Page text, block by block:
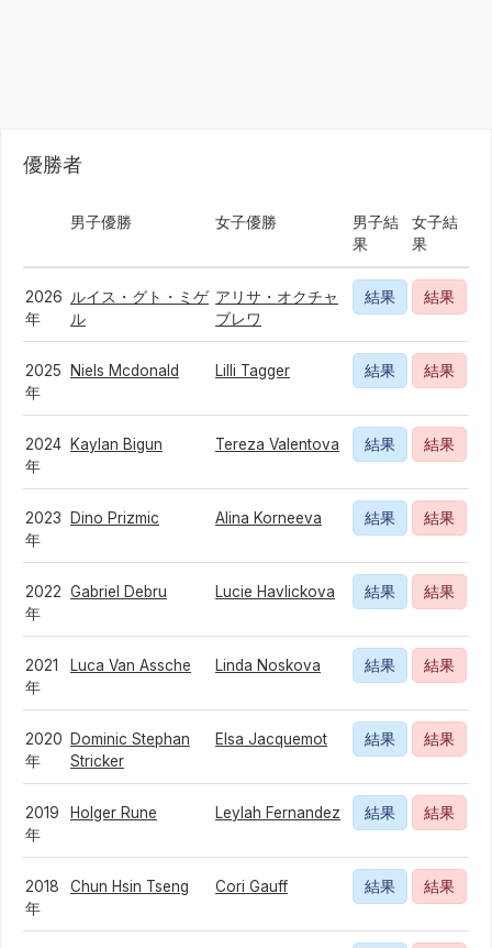
優勝者
男子優勝 女子優勝
男子結
果
女子結
果
2026
年
ルイス・グト・ミゲ
ル
アリサ・オクチャ
ブレワ
結果 結果
2025
年
Niels Mcdonald Lilli Tagger 結果 結果
2024
年
Kaylan Bigun Tereza Valentova 結果 結果
2023
年
Dino Prizmic Alina Korneeva 結果 結果
2022
年
Gabriel Debru Lucie Havlickova 結果 結果
2021
年
Luca Van Assche Linda Noskova 結果 結果
2020
年
Dominic Stephan
Stricker
Elsa Jacquemot 結果 結果
2019
年
Holger Rune Leylah Fernandez 結果 結果
2018
年
Chun Hsin Tseng Cori Gauff 結果 結果